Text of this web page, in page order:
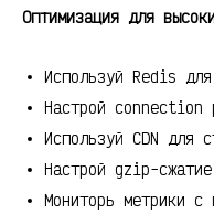
Оптимизация для
Используй Redis
Настрой
Используй CDN для
Настрой gzip-
Мониторь метрики с